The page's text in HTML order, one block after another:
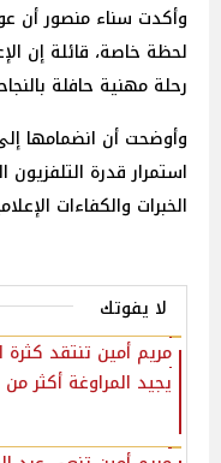
وأكدت سناء منصور أن
لحظة خاصة، قائلة إن
رحلة مهنية حافلة
وأوضحت أن انضمامها
استمرار قدرة
الخبرات والكفاءات
لا يفوتك
مريم أمين تنتقد كثرة
يجيد المراوغة أكثر